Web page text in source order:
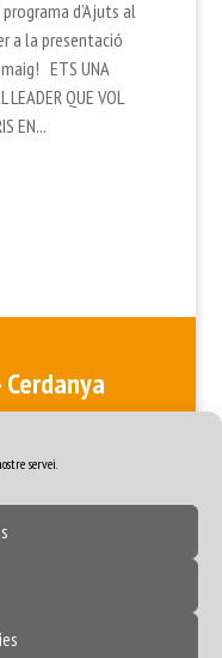
servei.
programa d’Ajuts al
a la presentació
ETS UNA
LEADER QUE VOL
EN...
| Política de privacitat